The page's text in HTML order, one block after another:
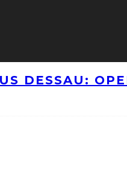
DESSAU: